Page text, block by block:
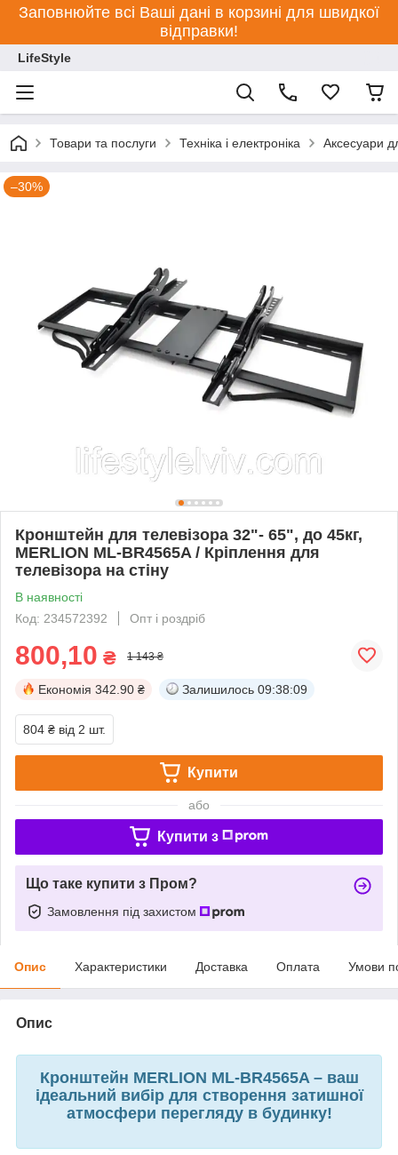
Заповнюйте всі Ваші дані в корзині для швидкої
відправки!
LifeStyle
Товари та послуги Техніка і електроніка Аксесуари
–30%
Кронштейн для телевізора 32"- 65", до 45кг,
MERLION ML-BR4565A / Кріплення для
телевізора на стіну
В наявності
Код: 234572392
Опт і роздріб
800,10 ₴ 1 143 ₴
Економія 342.90 ₴ Залишилось 09:38:08
804 ₴ від 2 шт.
Купити
або
Купити з
Що таке купити з Пром?
Замовлення під захистом
Опис Характеристики Доставка Оплата Умови
Опис
Кронштейн MERLION ML-BR4565A – ваш
ідеальний вибір для створення затишної
атмосфери перегляду в будинку!